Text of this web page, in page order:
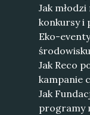
Jak
konkursy i
Eko-
środowisku
Jak Reco
kampanie
Jak
programy